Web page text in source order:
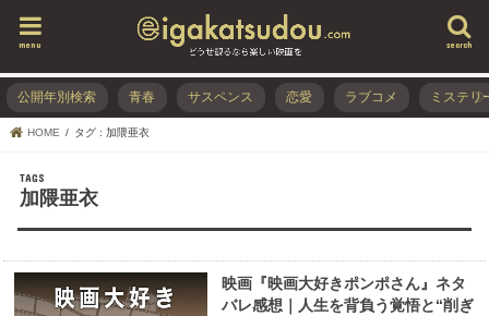
search
menu
公開年別検索 青春 サスペンス 恋愛 ラブコメ ミステリ
HOME タグ : 加隈亜衣
加隈亜衣
映画『映画大好きポンポさん』ネタ
バレ感想｜人生を背負う覚悟と“削ぎ